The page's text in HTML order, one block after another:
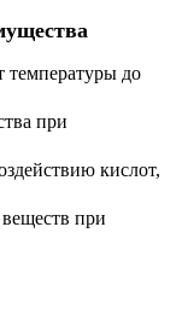
температуры до
при
кислот,
при